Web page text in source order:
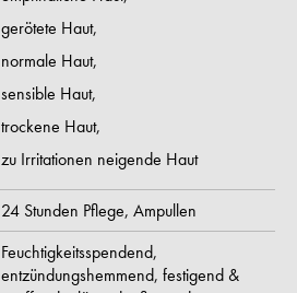
gerötete Haut,
normale Haut,
sensible Haut,
trockene Haut,
zu Irritationen neigende Haut
24 Stunden Pflege, Ampullen
Feuchtigkeitsspendend,
entzündungshemmend, festigend &